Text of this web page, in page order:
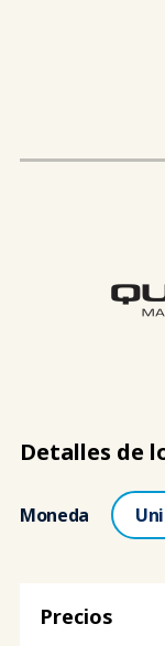
Detalles de
Moneda